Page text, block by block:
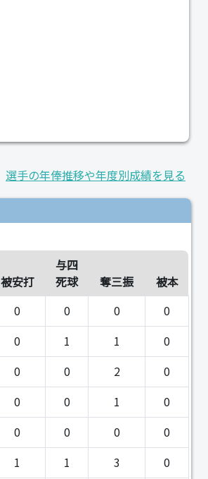
選手の年俸推移や年度別成績を見る
被安打
与四
死球
奪三振 被本
0 0 0 0
0 1 1 0
0 0 2 0
0 0 1 0
0 0 0 0
1 1 3 0